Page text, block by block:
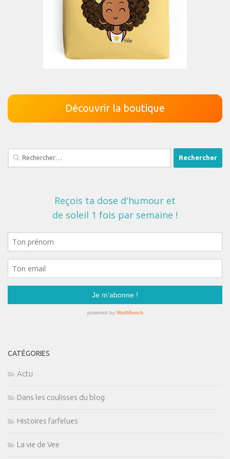
Découvrir la boutique
Rechercher :
CATÉGORIES
Actu
Dans les coulisses du blog
Histoires farfelues
La vie de Vee